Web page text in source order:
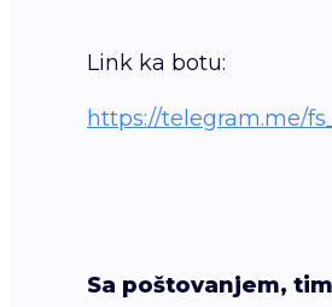
Link ka botu:
https://telegram.me/
Sa poštovanjem,